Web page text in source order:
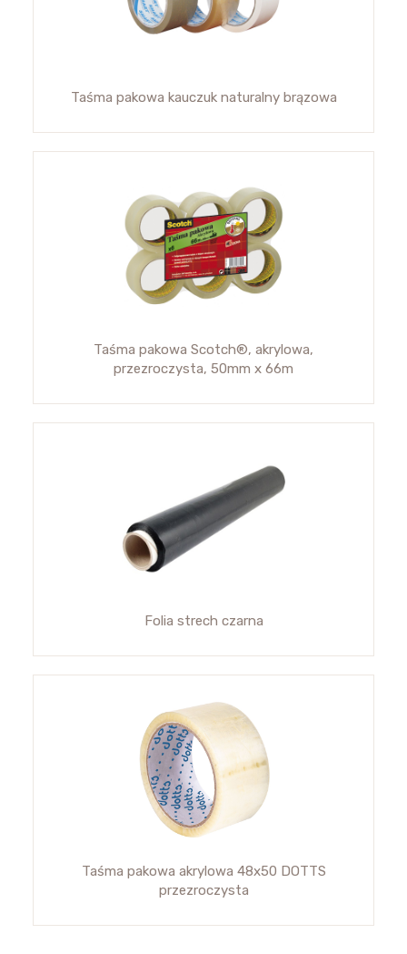
Taśma pakowa kauczuk naturalny brązowa
Taśma pakowa Scotch®, akrylowa,
przezroczysta, 50mm x 66m
Folia strech czarna
Taśma pakowa akrylowa 48x50 DOTTS
przezroczysta